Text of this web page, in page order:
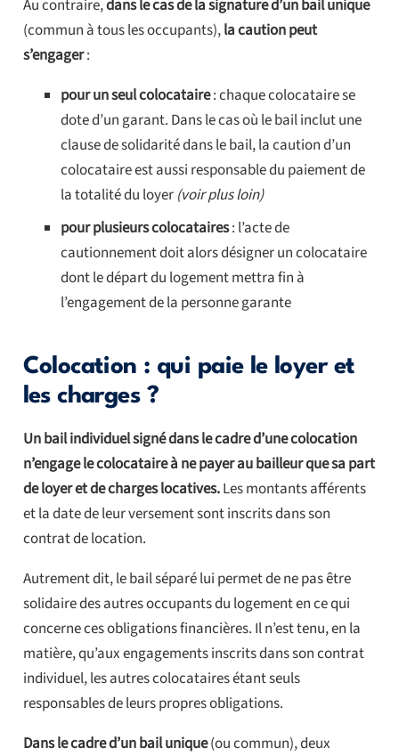
Au contraire,dans le cas de la signature d’un bail unique
(commun à tous les occupants),la caution peut
s’engager:
pour un seul colocataire: chaque colocataire se
dote d’un garant. Dans le cas où le bail inclut une
clause de solidarité dans le bail, la caution d’un
colocataire est aussi responsable du paiement de
la totalité du loyer (voir plus loin)
pour plusieurs colocataires: l’acte de
cautionnement doit alors désigner un colocataire
dont le départ du logement mettra fin à
l’engagement de la personne garante
Colocation : qui paie le loyer et
les charges ?
Un bail individuel signé dans le cadre d’une colocation
n’engage le colocataire à ne payer au bailleur que sa part
de loyer et de charges locatives.Les montants afférents
et la date de leur versement sont inscrits dans son
contrat de location.
Autrement dit, le bail séparé lui permet de ne pas être
solidaire des autres occupants du logement en ce qui
concerne ces obligations financières. Il n’est tenu, en la
matière, qu’aux engagements inscrits dans son contrat
individuel, les autres colocataires étant seuls
responsables de leurs propres obligations.
Dans le cadre d’un bail unique(ou commun), deux